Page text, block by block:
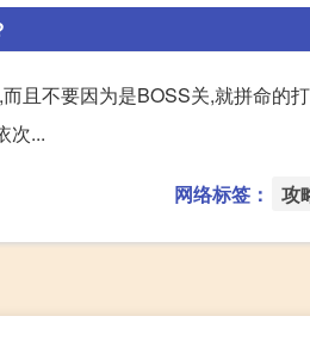
且不要因为是BOSS关,就拼命的
次...
网络标签： 攻